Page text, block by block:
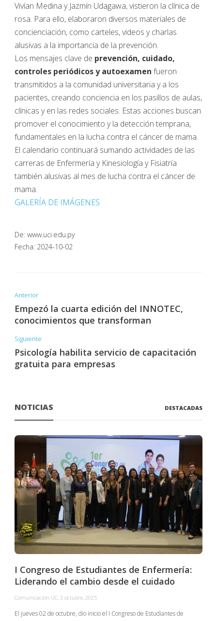
Vivían Medina y Jazmín Udagawa, vistieron la clínica de
rosa. Para ello, elaboraron diversos materiales de
concienciación, como carteles, videos y charlas
alusivas a la importancia de la prevención.
Los mensajes clave de prevención, cuidado,
controles periódicos y autoexamen fueron
transmitidos a la comunidad universitaria y a los
pacientes, creando conciencia en los pasillos de aulas,
clínicas y en las redes sociales. Estas acciones buscan
promover el conocimiento y la detección temprana,
fundamentales en la lucha contra el cáncer de mama.
El calendario continuará sumando actividades de las
carreras de Enfermería y Kinesiología y Fisiatría
también alusivas al mes de lucha contra el cáncer de
mama.
GALERÍA DE IMÁGENES
De: www.uci.edu.py
Fecha: 2024-10-02
Anterior
Empezó la cuarta edición del INNOTEC,
conocimientos que transforman
Siguiente
Psicología habilita servicio de capacitación
gratuita para empresas
NOTICIAS DESTACADAS
I Congreso de Estudiantes de Enfermería:
Liderando el cambio desde el cuidado
Comunicación UC, 3 octubre, 2025
El jueves 02 de octubre, dio inicio el I Congreso de Estudiantes de